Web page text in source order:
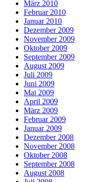
März 2010
Februar 2010
Januar 2010
Dezember 2009
November 2009
Oktober 2009
September 2009
August 2009
Juli 2009
Juni 2009
Mai 2009
April 2009
März 2009
Februar 2009
Januar 2009
Dezember 2008
November 2008
Oktober 2008
September 2008
August 2008